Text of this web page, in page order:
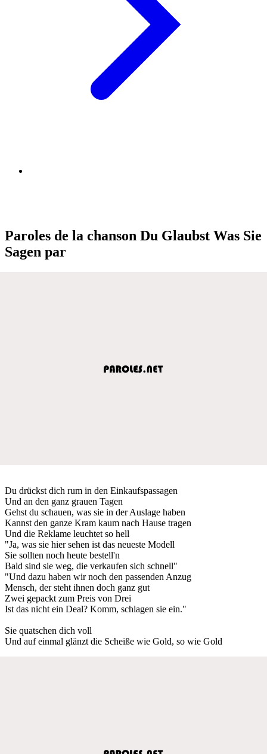
Paroles de la chanson Du Glaubst Was Sie
Sagen par
Du drückst dich rum in den Einkaufspassagen
Und an den ganz grauen Tagen
Gehst du schauen, was sie in der Auslage haben
Kannst den ganze Kram kaum nach Hause tragen
Und die Reklame leuchtet so hell
"Ja, was sie hier sehen ist das neueste Modell
Sie sollten noch heute bestell'n
Bald sind sie weg, die verkaufen sich schnell"
"Und dazu haben wir noch den passenden Anzug
Mensch, der steht ihnen doch ganz gut
Zwei gepackt zum Preis von Drei
Ist das nicht ein Deal? Komm, schlagen sie ein."
Sie quatschen dich voll
Und auf einmal glänzt die Scheiße wie Gold, so wie Gold